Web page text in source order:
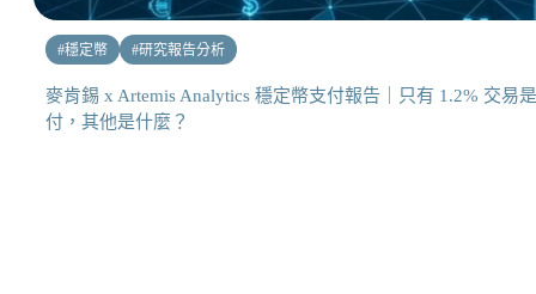
#穩定幣 #研究報告分析
麥肯錫 x Artemis Analytics 穩定幣支付報告｜只有 1.2% 交易
付，其他是什麼？